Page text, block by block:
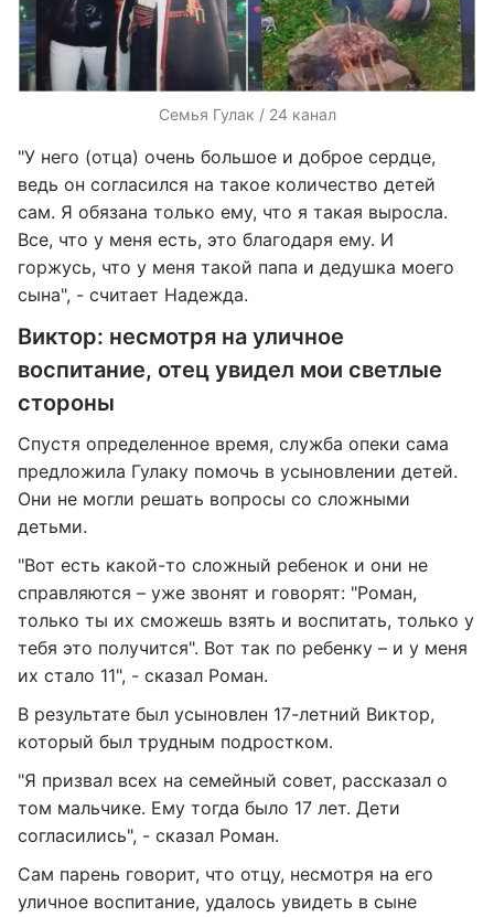
Семья Гулак / 24 канал
"У него (отца) очень большое и доброе сердце,
ведь он согласился на такое количество детей
сам. Я обязана только ему, что я такая выросла.
Все, что у меня есть, это благодаря ему. И
горжусь, что у меня такой папа и дедушка моего
сына", - считает Надежда.
Виктор: несмотря на уличное
воспитание, отец увидел мои светлые
стороны
Спустя определенное время, служба опеки сама
предложила Гулаку помочь в усыновлении детей.
Они не могли решать вопросы со сложными
детьми.
"Вот есть какой-то сложный ребенок и они не
справляются – уже звонят и говорят: "Роман,
только ты их сможешь взять и воспитать, только у
тебя это получится". Вот так по ребенку – и у меня
их стало 11", - сказал Роман.
В результате был усыновлен 17-летний Виктор,
который был трудным подростком.
"Я призвал всех на семейный совет, рассказал о
том мальчике. Ему тогда было 17 лет. Дети
согласились", - сказал Роман.
Сам парень говорит, что отцу, несмотря на его
уличное воспитание, удалось увидеть в сыне